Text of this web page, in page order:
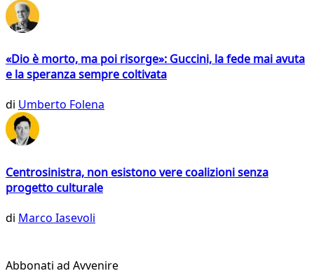
«Dio è morto, ma poi risorge»: Guccini, la fede mai avuta
e la speranza sempre coltivata
di Umberto Folena
Centrosinistra, non esistono vere coalizioni senza
progetto culturale
di Marco Iasevoli
Abbonati ad Avvenire